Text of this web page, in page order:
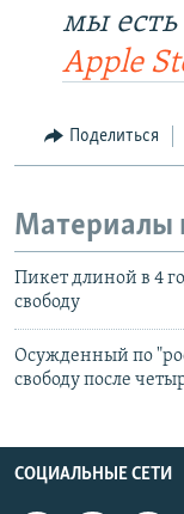
мы есть
Apple
Поделиться
Материалы
Пикет длиной в 4
свободу
Осужденный по
свободу после
СОЦИАЛЬНЫЕ СЕТИ